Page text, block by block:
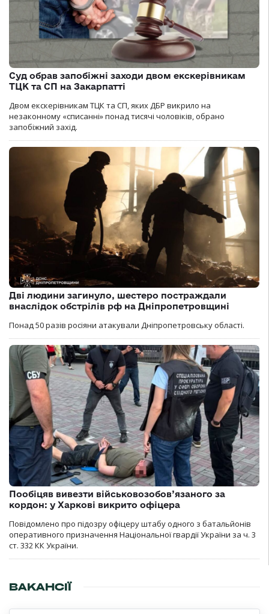
Суд обрав запобіжні заходи двом екскерівникам
ТЦК та СП на Закарпатті
Двом екскерівникам ТЦК та СП, яких ДБР викрило на
незаконному «списанні» понад тисячі чоловіків, обрано
запобіжний захід.
Дві людини загинуло, шестеро постраждали
внаслідок обстрілів рф на Дніпропетровщині
Понад 50 разів росіяни атакували Дніпропетровську області.
Пообіцяв вивезти військовозобов’язаного за
кордон: у Харкові викрито офіцера
Повідомлено про підозру офіцеру штабу одного з батальйонів
оперативного призначення Національної гвардії України за ч. 3
ст. 332 КК України.
ВАКАНСІЇ